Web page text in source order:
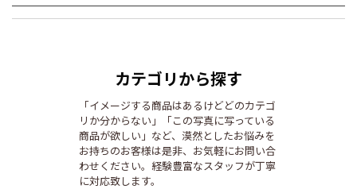
カテゴリから探す
「イメージする商品はあるけどどのカテゴ
リか分からない」「この写真に写っている
商品が欲しい」など、漠然としたお悩みを
お持ちのお客様は是非、お気軽にお問い合
わせください。経験豊富なスタッフが丁寧
に対応致します。